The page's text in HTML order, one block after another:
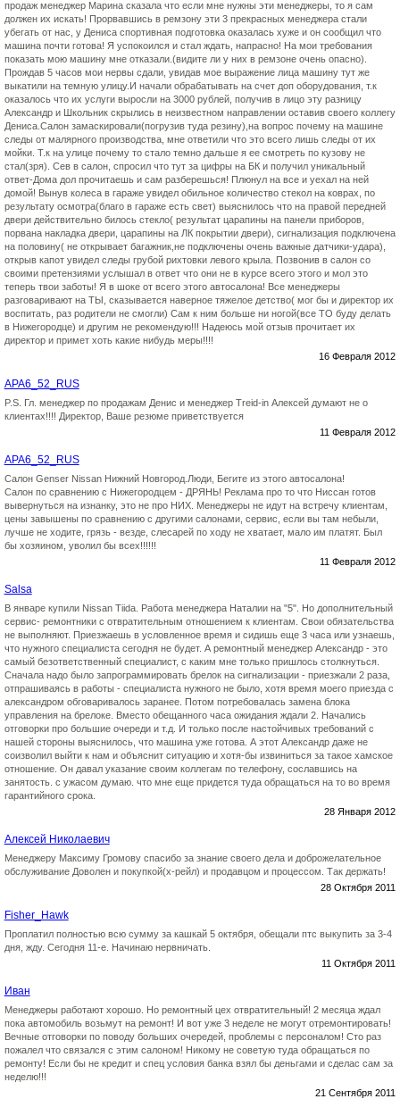
продаж менеджер Марина сказала что если мне нужны эти менеджеры, то я сам
должен их искать! Прорвавшись в ремзону эти 3 прекрасных менеджера стали
убегать от нас, у Дениса спортивная подготовка оказалась хуже и он сообщил что
машина почти готова! Я успокоился и стал ждать, напрасно! На мои требования
показать мою машину мне отказали.(видите ли у них в ремзоне очень опасно).
Прождав 5 часов мои нервы сдали, увидав мое выражение лица машину тут же
выкатили на темную улицу.И начали обрабатывать на счет доп оборудования, т.к
оказалось что их услуги выросли на 3000 рублей, получив в лицо эту разницу
Александр и Школьник скрылись в неизвестном направлении оставив своего коллегу
Дениса.Салон замаскировали(погрузив туда резину),на вопрос почему на машине
следы от малярного производства, мне ответили что это всего лишь следы от их
мойки. Т.к на улице почему то стало темно дальше я ее смотреть по кузову не
стал(зря). Сев в салон, спросил что тут за цифры на БК и получил уникальный
ответ-Дома дол прочитаешь и сам разберешься! Плюнул на все и уехал на ней
домой! Вынув колеса в гараже увидел обильное количество стекол на коврах, по
результату осмотра(благо в гараже есть свет) выяснилось что на правой передней
двери действительно билось стекло( результат царапины на панели приборов,
порвана накладка двери, царапины на ЛК покрытии двери), сигнализация подключена
на половину( не открывает багажник,не подключены очень важные датчики-удара),
открыв капот увидел следы грубой рихтовки левого крыла. Позвонив в салон со
своими претензиями услышал в ответ что они не в курсе всего этого и мол это
теперь твои заботы! Я в шоке от всего этого автосалона! Все менеджеры
разговаривают на ТЫ, сказывается наверное тяжелое детство( мог бы и директор их
воспитать, раз родители не смогли) Сам к ним больше ни ногой(все ТО буду делать
в Нижегородце) и другим не рекомендую!!! Надеюсь мой отзыв прочитает их
директор и примет хоть какие нибудь меры!!!!
16 Февраля 2012
APA6_52_RUS
P.S. Гл. менеджер по продажам Денис и менеджер Treid-in Алексей думают не о
клиентах!!!! Директор, Ваше резюме приветствуется
11 Февраля 2012
APA6_52_RUS
Салон Genser Nissan Нижний Новгород.Люди, Бегите из этого автосалона!
Салон по сравнению с Нижегородцем - ДРЯНЬ! Реклама про то что Ниссан готов
вывернуться на изнанку, это не про НИХ. Менеджеры не идут на встречу клиентам,
цены завышены по сравнению с другими салонами, сервис, если вы там небыли,
лучше не ходите, грязь - везде, слесарей по ходу не хватает, мало им платят. Был
бы хозяином, уволил бы всех!!!!!!
11 Февраля 2012
Salsa
В январе купили Nissan Tiida. Работа менеджера Наталии на "5". Но дополнительный
сервис- ремонтники с отвратительным отношением к клиентам. Свои обязательства
не выполняют. Приезжаешь в условленное время и сидишь еще 3 часа или узнаешь,
что нужного специалиста сегодня не будет. А ремонтный менеджер Александр - это
самый безответственный специалист, с каким мне только пришлось столкнуться.
Сначала надо было запрограммировать брелок на сигнализации - приезжали 2 раза,
отпрашиваясь в работы - специалиста нужного не было, хотя время моего приезда с
александром обговаривалось заранее. Потом потребовалась замена блока
управления на брелоке. Вместо обещанного часа ожидания ждали 2. Начались
отговорки про большие очереди и т.д. И только после настойчивых требований с
нашей стороны выяснилось, что машина уже готова. А этот Александр даже не
соизволил выйти к нам и объяснит ситуацию и хотя-бы извиниться за такое хамское
отношение. Он давал указание своим коллегам по телефону, сославшись на
занятость. с ужасом думаю. что мне еще придется туда обращаться на то во время
гарантийного срока.
28 Января 2012
Алексей Николаевич
Менеджеру Максиму Громову спасибо за знание своего дела и доброжелательное
обслуживание Доволен и покупкой(х-рейл) и продавцом и процессом. Так держать!
28 Октября 2011
Fisher_Hawk
Проплатил полностью всю сумму за кашкай 5 октября, обещали птс выкупить за 3-4
дня, жду. Сегодня 11-е. Начинаю нервничать.
11 Октября 2011
Иван
Менеджеры работают хорошо. Но ремонтный цех отвратительный! 2 месяца ждал
пока автомобиль возьмут на ремонт! И вот уже 3 неделе не могут отремонтировать!
Вечные отговорки по поводу больших очередей, проблемы с персоналом! Сто раз
пожалел что связался с этим салоном! Никому не советую туда обращаться по
ремонту! Если бы не кредит и спец условия банка взял бы деньгами и сделас сам за
неделю!!!
21 Сентября 2011